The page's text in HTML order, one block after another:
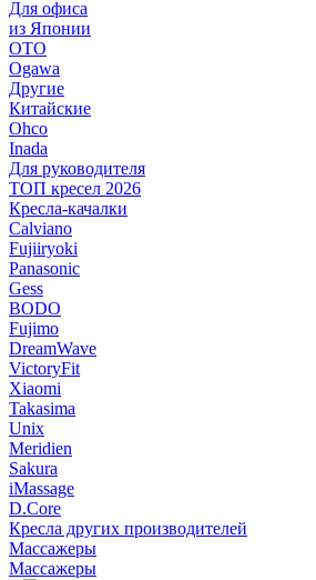
Для офиса
из Японии
OTO
Ogawa
Другие
Китайские
Ohco
Inada
Для руководителя
ТОП кресел 2026
Кресла-качалки
Calviano
Fujiiryoki
Panasonic
Gess
BODO
Fujimo
DreamWave
VictoryFit
Xiaomi
Takasima
Unix
Meridien
Sakura
iMassage
D.Core
Кресла других производителей
Массажеры
Массажеры